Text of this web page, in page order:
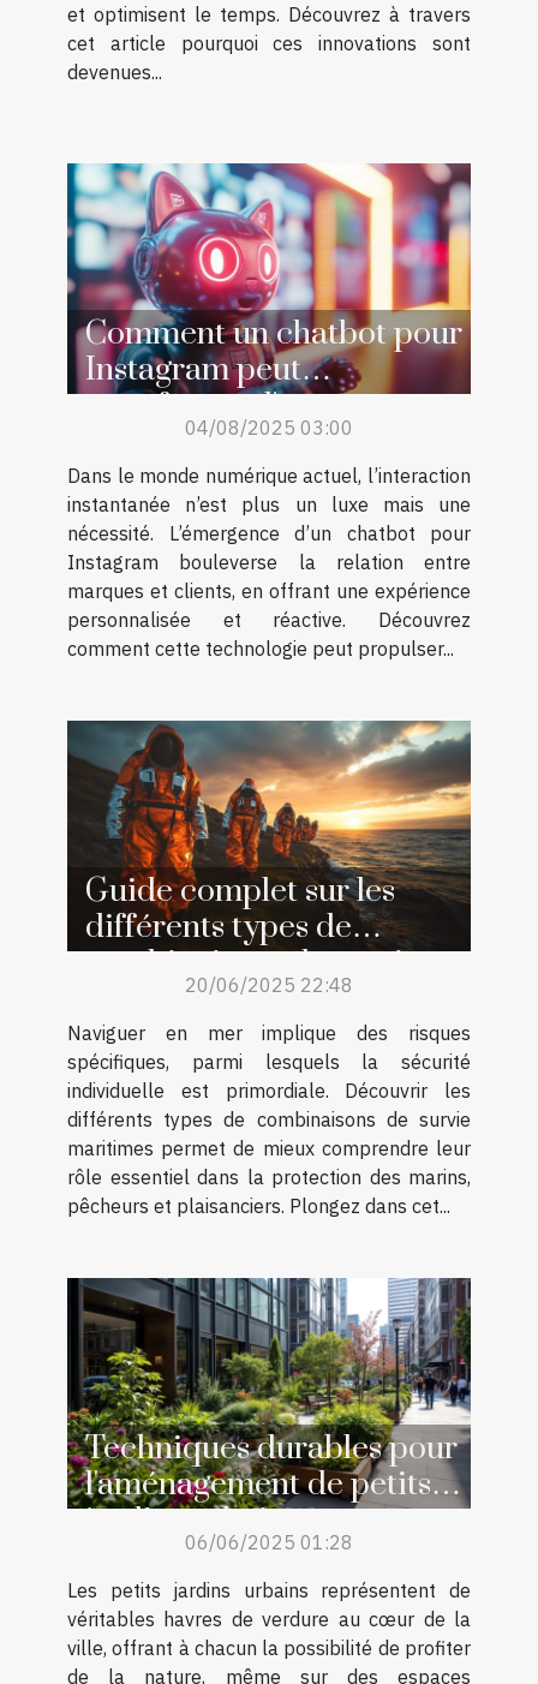
et optimisent le temps. Découvrez à travers
cet article pourquoi ces innovations sont
devenues...
Comment un chatbot pour
Instagram peut
transformer l'engagement
client ?04/08/2025 03:00
Dans le monde numérique actuel, l’interaction
instantanée n’est plus un luxe mais une
nécessité. L’émergence d’un chatbot pour
Instagram bouleverse la relation entre
marques et clients, en offrant une expérience
personnalisée et réactive. Découvrez
comment cette technologie peut propulser...
Guide complet sur les
différents types de
combinaisons de survie
maritimes20/06/2025 22:48
Naviguer en mer implique des risques
spécifiques, parmi lesquels la sécurité
individuelle est primordiale. Découvrir les
différents types de combinaisons de survie
maritimes permet de mieux comprendre leur
rôle essentiel dans la protection des marins,
pêcheurs et plaisanciers. Plongez dans cet...
Techniques durables pour
l'aménagement de petits
jardins urbains
06/06/2025 01:28
Les petits jardins urbains représentent de
véritables havres de verdure au cœur de la
ville, offrant à chacun la possibilité de profiter
de la nature, même sur des espaces